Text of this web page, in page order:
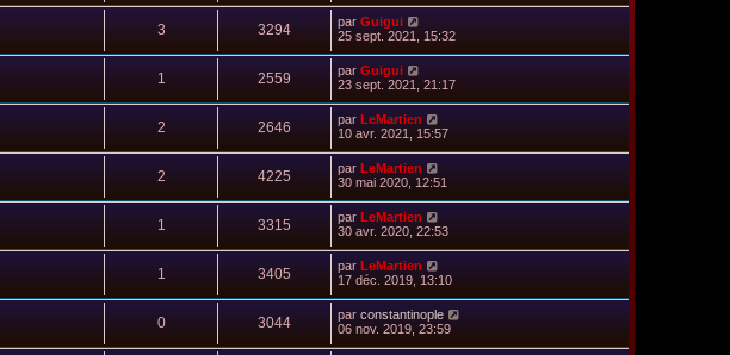
3 3294 par Guigui
25 sept. 2021, 15:32
1 2559 par Guigui
23 sept. 2021, 21:17
2 2646 par LeMartien
10 avr. 2021, 15:57
2 4225 par LeMartien
30 mai 2020, 12:51
1 3315 par LeMartien
30 avr. 2020, 22:53
1 3405 par LeMartien
17 déc. 2019, 13:10
0 3044 par constantinople
06 nov. 2019, 23:59